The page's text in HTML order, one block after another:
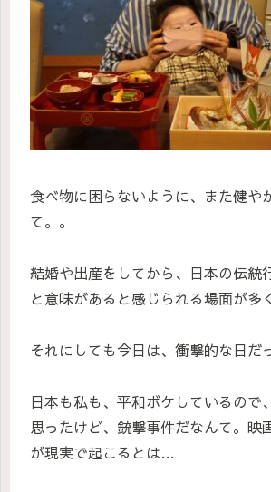
食べ物に困らないように、また健や
て。。
結婚や出産をしてから、日本の伝統
と意味があると感じられる場面が多
それにしても今日は、衝撃的な日だ
日本も私も、平和ボケしているので
思ったけど、銃撃事件だなんて。映
が現実で起こるとは…